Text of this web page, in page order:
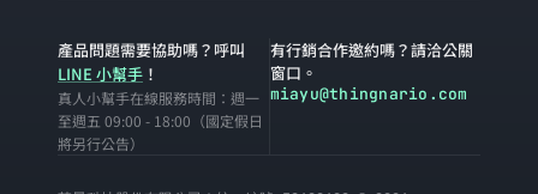
產品問題需要協助嗎？呼叫
LINE 小幫手 ！
真人小幫手在線服務時間：週一
至週五 09:00 - 18:00（國定假日
將另行公告）
有行銷合作邀約嗎？請洽公關
窗口。
miayu@thingnario.com